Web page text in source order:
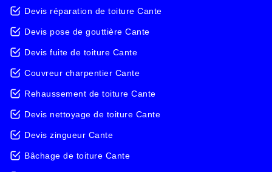
Devis réparation de toiture Cante
Devis pose de gouttière Cante
Devis fuite de toiture Cante
Couvreur charpentier Cante
Rehaussement de toiture Cante
Devis nettoyage de toiture Cante
Devis zingueur Cante
Bâchage de toiture Cante